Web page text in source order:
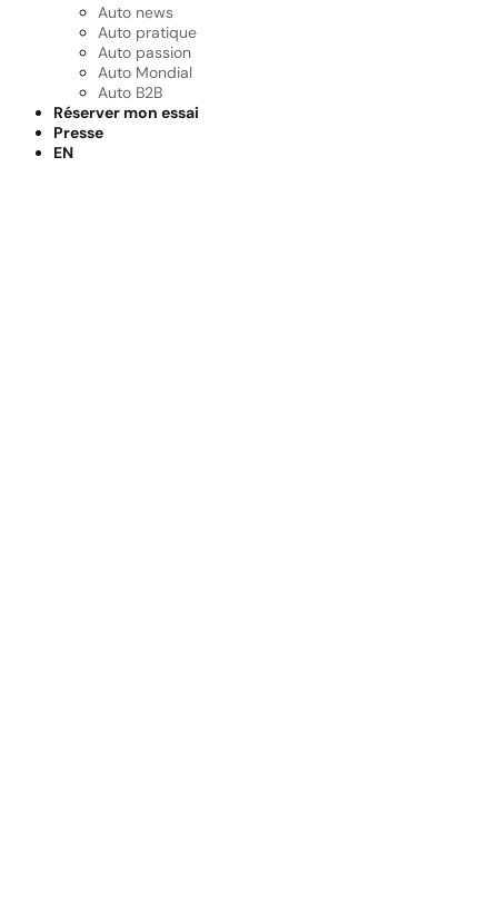
Auto news
Auto pratique
Auto passion
Auto Mondial
Auto B2B
Réserver mon essai
Presse
EN